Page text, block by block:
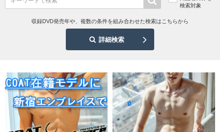
検索対象
収録DVD発売年や、複数の条件を組み合わせた検索はこちらから
詳細検索